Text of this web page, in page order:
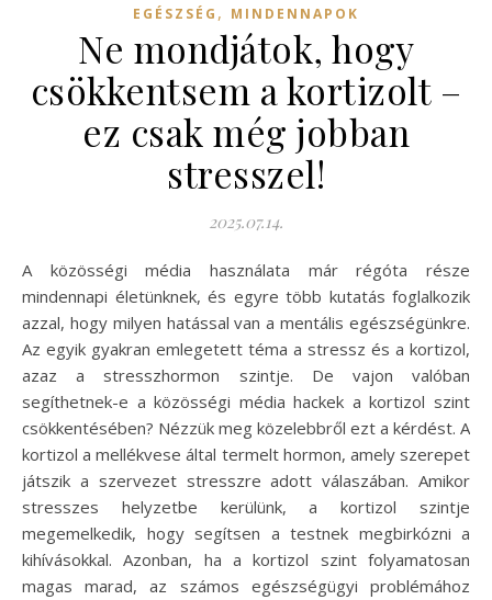
EGÉSZSÉG , MINDENNAPOK
Ne mondjátok, hogy
csökkentsem a kortizolt –
ez csak még jobban
stresszel!
2025.07.14.
A közösségi média használata már régóta része
mindennapi életünknek, és egyre több kutatás foglalkozik
azzal, hogy milyen hatással van a mentális egészségünkre.
Az egyik gyakran emlegetett téma a stressz és a kortizol,
azaz a stresszhormon szintje. De vajon valóban
segíthetnek-e a közösségi média hackek a kortizol szint
csökkentésében? Nézzük meg közelebbről ezt a kérdést. A
kortizol a mellékvese által termelt hormon, amely szerepet
játszik a szervezet stresszre adott válaszában. Amikor
stresszes helyzetbe kerülünk, a kortizol szintje
megemelkedik, hogy segítsen a testnek megbirkózni a
kihívásokkal. Azonban, ha a kortizol szint folyamatosan
magas marad, az számos egészségügyi problémához